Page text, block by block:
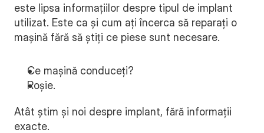
este lipsa informațiilor despre tipul de implant
utilizat. Este ca și cum ați încerca să reparați o
mașină fără să știți ce piese sunt necesare.
Ce mașină conduceți?
Roșie.
Atât știm și noi despre implant, fără informații
exacte.